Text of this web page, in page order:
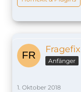
Fragefix
Anfänger
1. Oktober 2018